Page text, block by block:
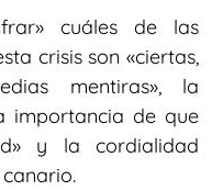
cuáles de las
crisis son «ciertas,
mentiras», la
importancia de que
y la cordialidad